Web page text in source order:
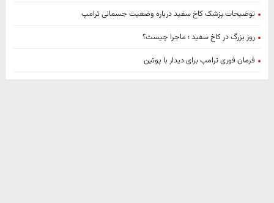
توضیحات پزشک کاخ سفید درباره وضعیت جسمانی ترامپ
روز بزرگ در کاخ سفید ؛ ماجرا چیست؟
فرمان فوری ترامپ برای دیدار با پوتین